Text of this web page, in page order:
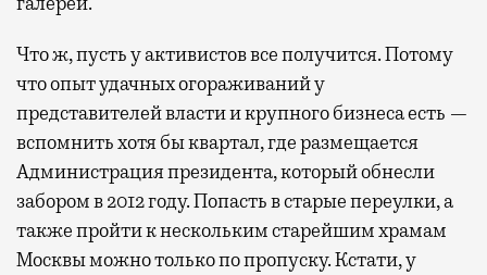
Что ж, пусть у активистов все получится. Потому
что опыт удачных огораживаний у
представителей власти и крупного бизнеса есть —
вспомнить хотя бы квартал, где размещается
Администрация президента, который обнесли
забором в 2012 году. Попасть в старые переулки, а
также пройти к нескольким старейшим храмам
Москвы можно только по пропуску. Кстати, у